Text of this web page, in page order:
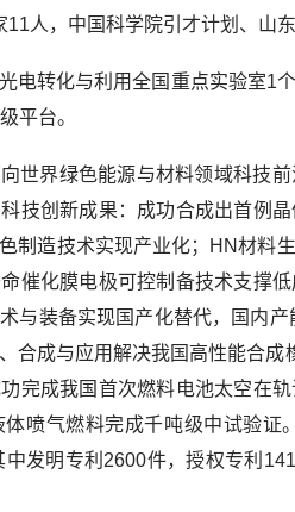
人，中国科学院引才计划、山
电转化与利用全国重点实验室1
平台。
世界绿色能源与材料领域科技
技创新成果：成功合成出首例
制造技术实现产业化；HN材料
催化膜电极可控制备技术支撑
与装备实现国产化替代，国内
合成与应用解决我国高性能合
完成我国首次燃料电池太空在
喷气燃料完成千吨级中试验
发明专利2600件，授权专利